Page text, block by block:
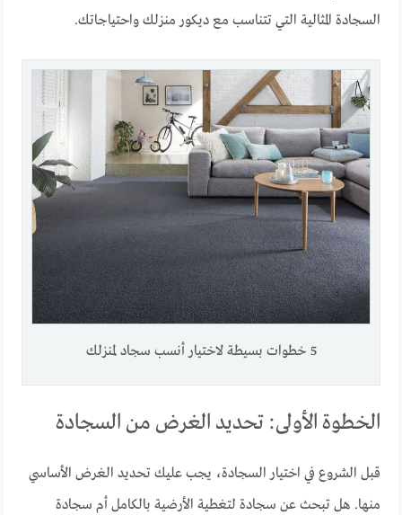
السجادة المثالية التي تتناسب مع ديكور منزلك واحتياجاتك.
5 خطوات بسيطة لاختيار أنسب سجاد لمنزلك
الخطوة الأولى: تحديد الغرض من السجادة
قبل الشروع في اختيار السجادة، يجب عليك تحديد الغرض الأساسي
منها. هل تبحث عن سجادة لتغطية الأرضية بالكامل أم سجادة